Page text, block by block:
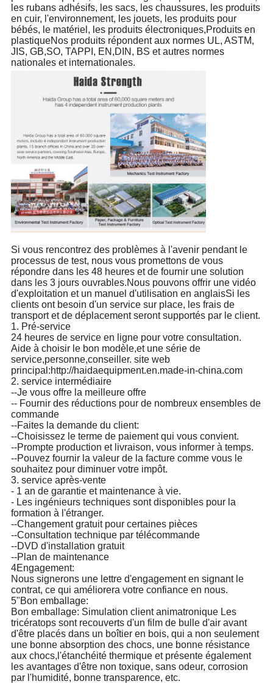
les rubans adhésifs, les sacs, les chaussures, les produits
en cuir, l'environnement, les jouets, les produits pour
bébés, le matériel, les produits électroniques,Produits en
plastiqueNos produits répondent aux normes UL, ASTM,
JIS, GB,SO, TAPPI, EN,DIN, BS et autres normes
nationales et internationales.
Si vous rencontrez des problèmes à l'avenir pendant le
processus de test, nous vous promettons de vous
répondre dans les 48 heures et de fournir une solution
dans les 3 jours ouvrables.Nous pouvons offrir une vidéo
d'exploitation et un manuel d'utilisation en anglaisSi les
clients ont besoin d'un service sur place, les frais de
transport et de déplacement seront supportés par le client.
1. Pré-service
24 heures de service en ligne pour votre consultation.
Aide à choisir le bon modèle,et une série de
service,personne,conseiller. site web
principal:http://haidaequipment.en.made-in-china.com
2. service intermédiaire
--Je vous offre la meilleure offre
-- Fournir des réductions pour de nombreux ensembles de
commande
--Faites la demande du client:
--Choisissez le terme de paiement qui vous convient.
--Prompte production et livraison, vous informer à temps.
--Pouvez fournir la valeur de la facture comme vous le
souhaitez pour diminuer votre impôt.
3. service après-vente
- 1 an de garantie et maintenance à vie.
- Les ingénieurs techniques sont disponibles pour la
formation à l'étranger.
--Changement gratuit pour certaines pièces
--Consultation technique par télécommande
--DVD d'installation gratuit
--Plan de maintenance
4Engagement:
Nous signerons une lettre d'engagement en signant le
contrat, ce qui améliorera votre confiance en nous.
5"Bon emballage:
Bon emballage: Simulation client animatronique Les
tricératops sont recouverts d'un film de bulle d'air avant
d'être placés dans un boîtier en bois, qui a non seulement
une bonne absorption des chocs, une bonne résistance
aux chocs,l'étanchéité thermique et présente également
les avantages d'être non toxique, sans odeur, corrosion
par l'humidité, bonne transparence, etc.